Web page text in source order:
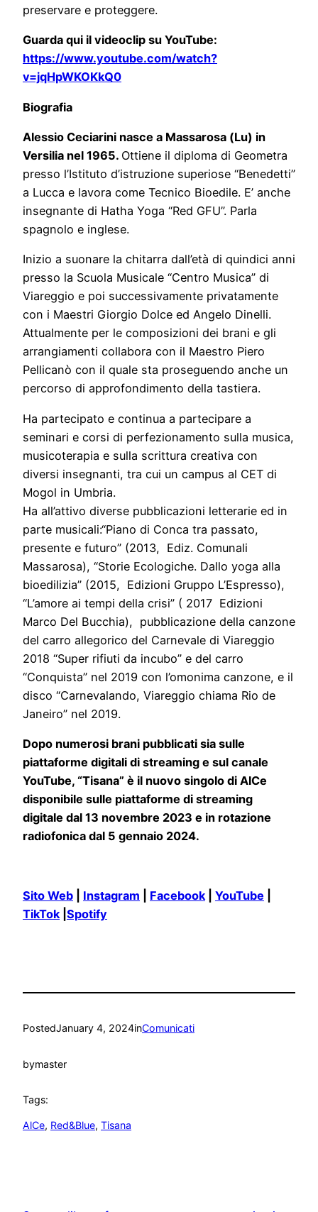
preservare e proteggere.
Guarda qui il videoclip su YouTube:
https://www.youtube.com/watch?
v=jqHpWKOKkQ0
Biografia
Alessio Ceciarini nasce a Massarosa (Lu) in
Versilia nel 1965. Ottiene il diploma di Geometra
presso l’Istituto d’istruzione superiose “Benedetti”
a Lucca e lavora come Tecnico Bioedile. E’ anche
insegnante di Hatha Yoga “Red GFU”. Parla
spagnolo e inglese.
Inizio a suonare la chitarra dall’età di quindici anni
presso la Scuola Musicale “Centro Musica” di
Viareggio e poi successivamente privatamente
con i Maestri Giorgio Dolce ed Angelo Dinelli.
Attualmente per le composizioni dei brani e gli
arrangiamenti collabora con il Maestro Piero
Pellicanò con il quale sta proseguendo anche un
percorso di approfondimento della tastiera.
Ha partecipato e continua a partecipare a
seminari e corsi di perfezionamento sulla musica,
musicoterapia e sulla scrittura creativa con
diversi insegnanti, tra cui un campus al CET di
Mogol in Umbria.
Ha all’attivo diverse pubblicazioni letterarie ed in
parte musicali:“Piano di Conca tra passato,
presente e futuro” (2013, Ediz. Comunali
Massarosa), “Storie Ecologiche. Dallo yoga alla
bioedilizia” (2015, Edizioni Gruppo L’Espresso),
“L’amore ai tempi della crisi” ( 2017 Edizioni
Marco Del Bucchia), pubblicazione della canzone
del carro allegorico del Carnevale di Viareggio
2018 “Super rifiuti da incubo” e del carro
“Conquista” nel 2019 con l’omonima canzone, e il
disco “Carnevalando, Viareggio chiama Rio de
Janeiro” nel 2019.
Dopo numerosi brani pubblicati sia sulle
piattaforme digitali di streaming e sul canale
YouTube, “Tisana” è il nuovo singolo di AlCe
disponibile sulle piattaforme di streaming
digitale dal 13 novembre 2023 e in rotazione
radiofonica dal 5 gennaio 2024.
Sito Web Instagram Facebook| YouTube
TikTok| Spotify
PostedJanuary 4, 2024inComunicati
bymaster
Tags:
AlCe, Red&Blue, Tisana